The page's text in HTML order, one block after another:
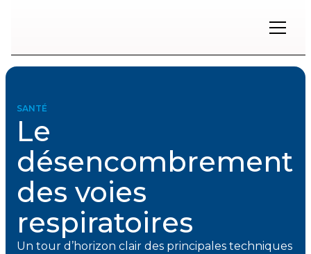
SANTÉ
Le
désencombrement
des voies
respiratoires
Un tour d’horizon clair des principales techniques
Restons
en
contact
Inscrivez-
vous
à
notre
infolettre
pour
à
l'affût
des